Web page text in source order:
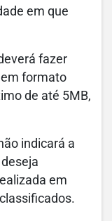
em que
fazer
formato
de até 5MB,
indicará a
em